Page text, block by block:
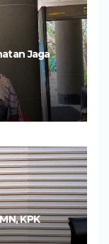
Jaga
KPK